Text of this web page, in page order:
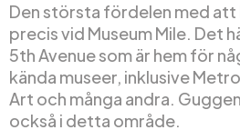
Den största fördelen med att
precis vid Museum Mile. Det
5th Avenue som är hem för
kända museer, inklusive
Art och många andra.
också i detta område.